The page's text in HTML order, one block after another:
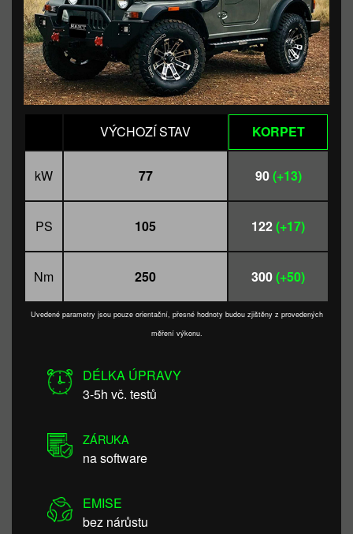
VÝCHOZÍ STAV KORPET
kW 77 90(+13)
PS 105 122(+17)
Nm 250 300(+50)
Uvedené parametry jsou pouze orientační, přesné hodnoty budou zjištěny z provedených
měření výkonu.
DÉLKA ÚPRAVY
3-5h vč. testů
ZÁRUKA
na software
EMISE
bez nárůstu